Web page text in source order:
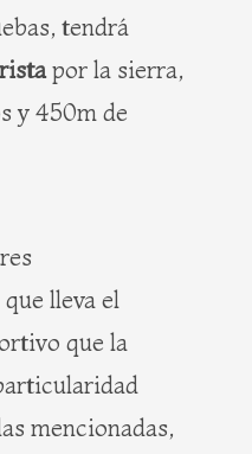
tendrá
por la sierra,
y 450m de
lleva el
que la
mencionadas,